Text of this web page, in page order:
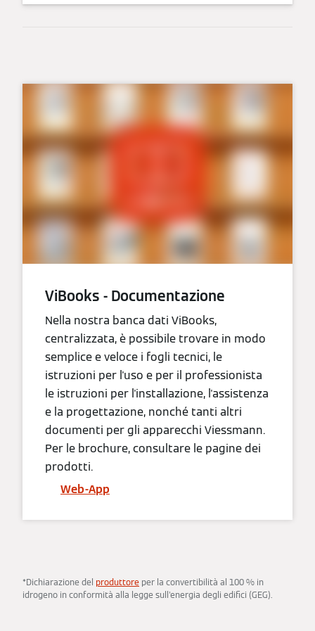
ViBooks - Documentazione
Nella nostra banca dati ViBooks,
centralizzata, è possibile trovare in modo
semplice e veloce i fogli tecnici, le
istruzioni per l'uso e per il professionista
le istruzioni per l'installazione, l'assistenza
e la progettazione, nonché tanti altri
documenti per gli apparecchi Viessmann.
Per le brochure, consultare le pagine dei
prodotti.
Web-App
*Dichiarazione del produttore per la convertibilità al 100 % in
idrogeno in conformità alla legge sull'energia degli edifici (GEG).